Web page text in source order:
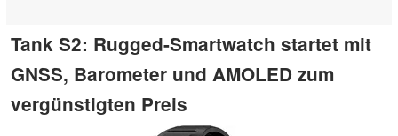
Tank S2: Rugged-Smartwatch startet mit
GNSS, Barometer und AMOLED zum
vergünstigten Preis